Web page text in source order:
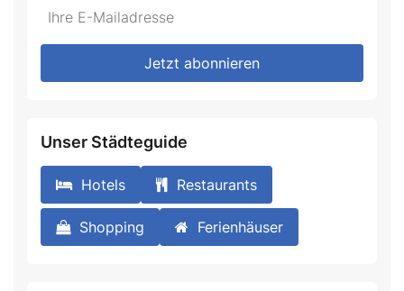
Do
fill
*Ihre
Mailadresse:
Jetzt abonnieren
Unser Städteguide
Hotels Restaurants
Shopping Ferienhäuser